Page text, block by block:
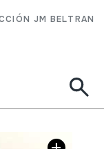
JM BELTRAN